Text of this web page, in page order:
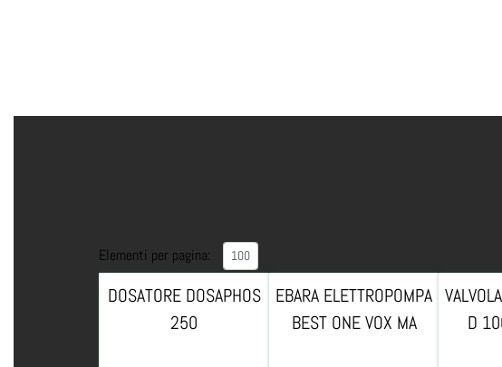
Elementi per pagina:
DOSATORE DOSAPHOS
250
EBARA ELETTROPOMPA
BEST ONE VOX MA
D